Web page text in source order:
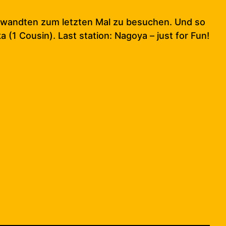
zum letzten Mal zu besuchen. Und so
(1 Cousin). Last station: Nagoya – just for Fun!